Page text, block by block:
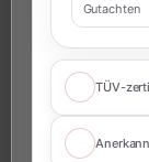
Gutachten
TÜV-